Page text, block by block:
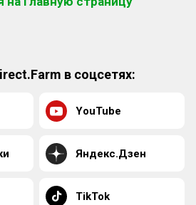
в соцсетях:
YouTube
Яндекс.Дзен
TikTok